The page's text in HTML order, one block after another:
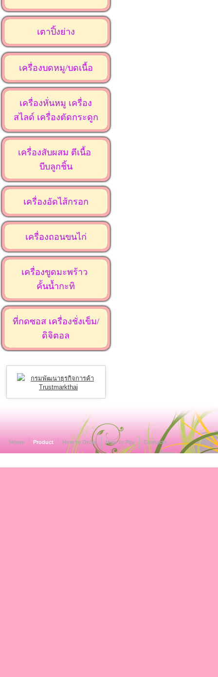
เตาปิ้งย่าง
เครื่องบดหมู/บดเนื้อ
เครื่องหั่นหมู เครื่อง
สไลด์ เครื่องตัดกระดูก
เครื่องสับผสม ตีเนื้อ
บีบลูกชิ้น
เครื่องอัดไส้กรอก
เครื่องถอนขนไก่
เครื่องขูดมะพร้าว
คั้นน้ำกะทิ
ที่กดซอส เครื่องชั่งเข็ม/
ดิจิตอล
Home Product How to Order How to Pay Contacts